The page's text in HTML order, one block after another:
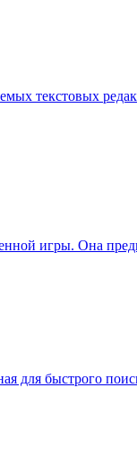
текстовых
игры. Она
для быстрого